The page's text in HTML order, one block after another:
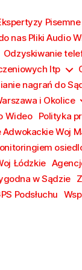
Pisemne
nas Pliki Audio
Odzyskiwanie
Itp
nagrań do
i Okolice
Wideo
Polityka
Adwokackie Woj
Łódzkie
w Sądzie
Podsłuchu